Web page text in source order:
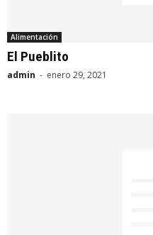
Alimentación
El Pueblito
admin - enero 29, 2021